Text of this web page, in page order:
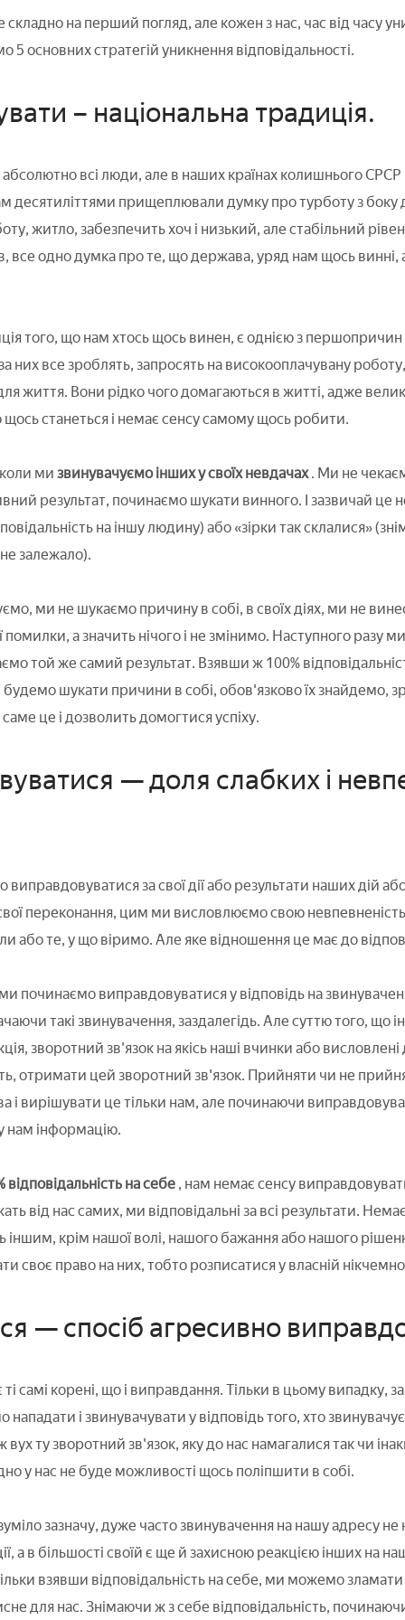
на перший погляд, але кожен з нас, час від часу
5 основних стратегій уникнення відповідальності.
– національна традиція.
всі люди, але в наших країнах колишнього
десятиліттями прищеплювали думку про турботу з
житло, забезпечить хоч і низький, але стабільний
все одно думка про те, що держава, уряд нам щось винні,
того, що нам хтось щось винен, є однією з першопричин
них все зроблять, запросять на високооплачувану
життя. Вони рідко чого домагаються в житті, адже
щось станеться і немає сенсу самому щось робити.
ми звинувачуємо інших у своїх невдачах. Ми не
результат, починаємо шукати винного. І зазвичай це
на іншу людину) або «зірки так склалися»
не залежало).
ми не шукаємо причину в собі, в своїх діях, ми не
а значить нічого і не змінимо. Наступного разу
той же самий результат. Взявши ж 100%
шукати причини в собі, обов'язково їх знайдемо,
це і дозволить домогтися успіху.
— доля слабких і
за свої дії або результати наших дій
переконання, цим ми висловлюємо свою
або те, у що віримо. Але яке відношення це має до
починаємо виправдовуватися у відповідь на
такі звинувачення, заздалегідь. Але суттю того, що
зворотний зв'язок на якісь наші вчинки або
отримати цей зворотний зв'язок. Прийняти чи не
і вирішувати це тільки нам, але починаючи
нам інформацію.
на себе, нам немає сенсу
від нас самих, ми відповідальні за всі результати.
іншим, крім нашої волі, нашого бажання або нашого
своє право на них, тобто розписатися у власній
— спосіб агресивно
самі корені, що і виправдання. Тільки в цьому випадку,
і звинувачувати у відповідь того, хто
ту зворотний зв'язок, яку до нас намагалися так чи
у нас не буде можливості щось поліпшити в собі.
зазначу, дуже часто звинувачення на нашу адресу не
а в більшості своїй є ще й захисною реакцією інших на
взявши відповідальність на себе, ми можемо
для нас. Знімаючи ж з себе відповідальність,